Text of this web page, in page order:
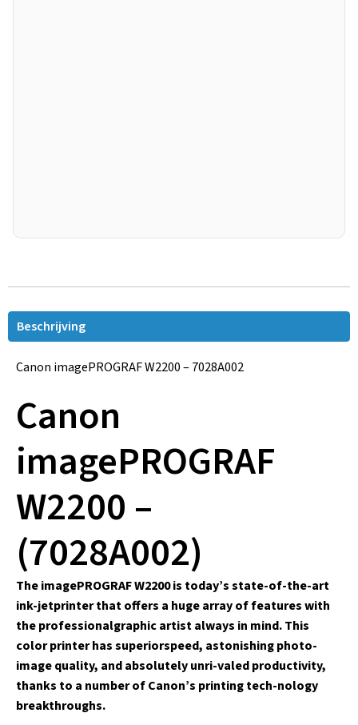
Beschrijving
Canon imagePROGRAF W2200 – 7028A002
Canon
imagePROGRAF
W2200 –
(7028A002)
The imagePROGRAF W2200 is today’s state-of-the-art
ink-jetprinter that offers a huge array of features with
the professionalgraphic artist always in mind. This
color printer has superiorspeed, astonishing photo-
image quality, and absolutely unri-valed productivity,
thanks to a number of Canon’s printing tech-nology
breakthroughs.